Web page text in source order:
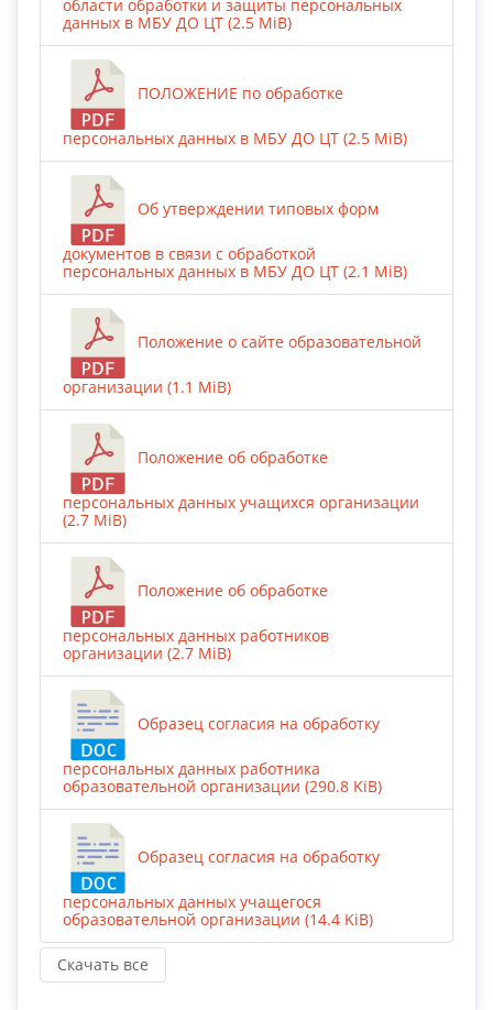
области обработки и защиты персональных
данных в МБУ ДО ЦТ (2.5 MiB)
ПОЛОЖЕНИЕ по обработке
персональных данных в МБУ ДО ЦТ (2.5 MiB)
Об утверждении типовых форм
документов в связи с обработкой
персональных данных в МБУ ДО ЦТ (2.1 MiB)
Положение о сайте образовательной
организации (1.1 MiB)
Положение об обработке
персональных данных учащихся организации
(2.7 MiB)
Положение об обработке
персональных данных работников
организации (2.7 MiB)
Образец согласия на обработку
персональных данных работника
образовательной организации (290.8 KiB)
Образец согласия на обработку
персональных данных учащегося
образовательной организации (14.4 KiB)
Скачать все